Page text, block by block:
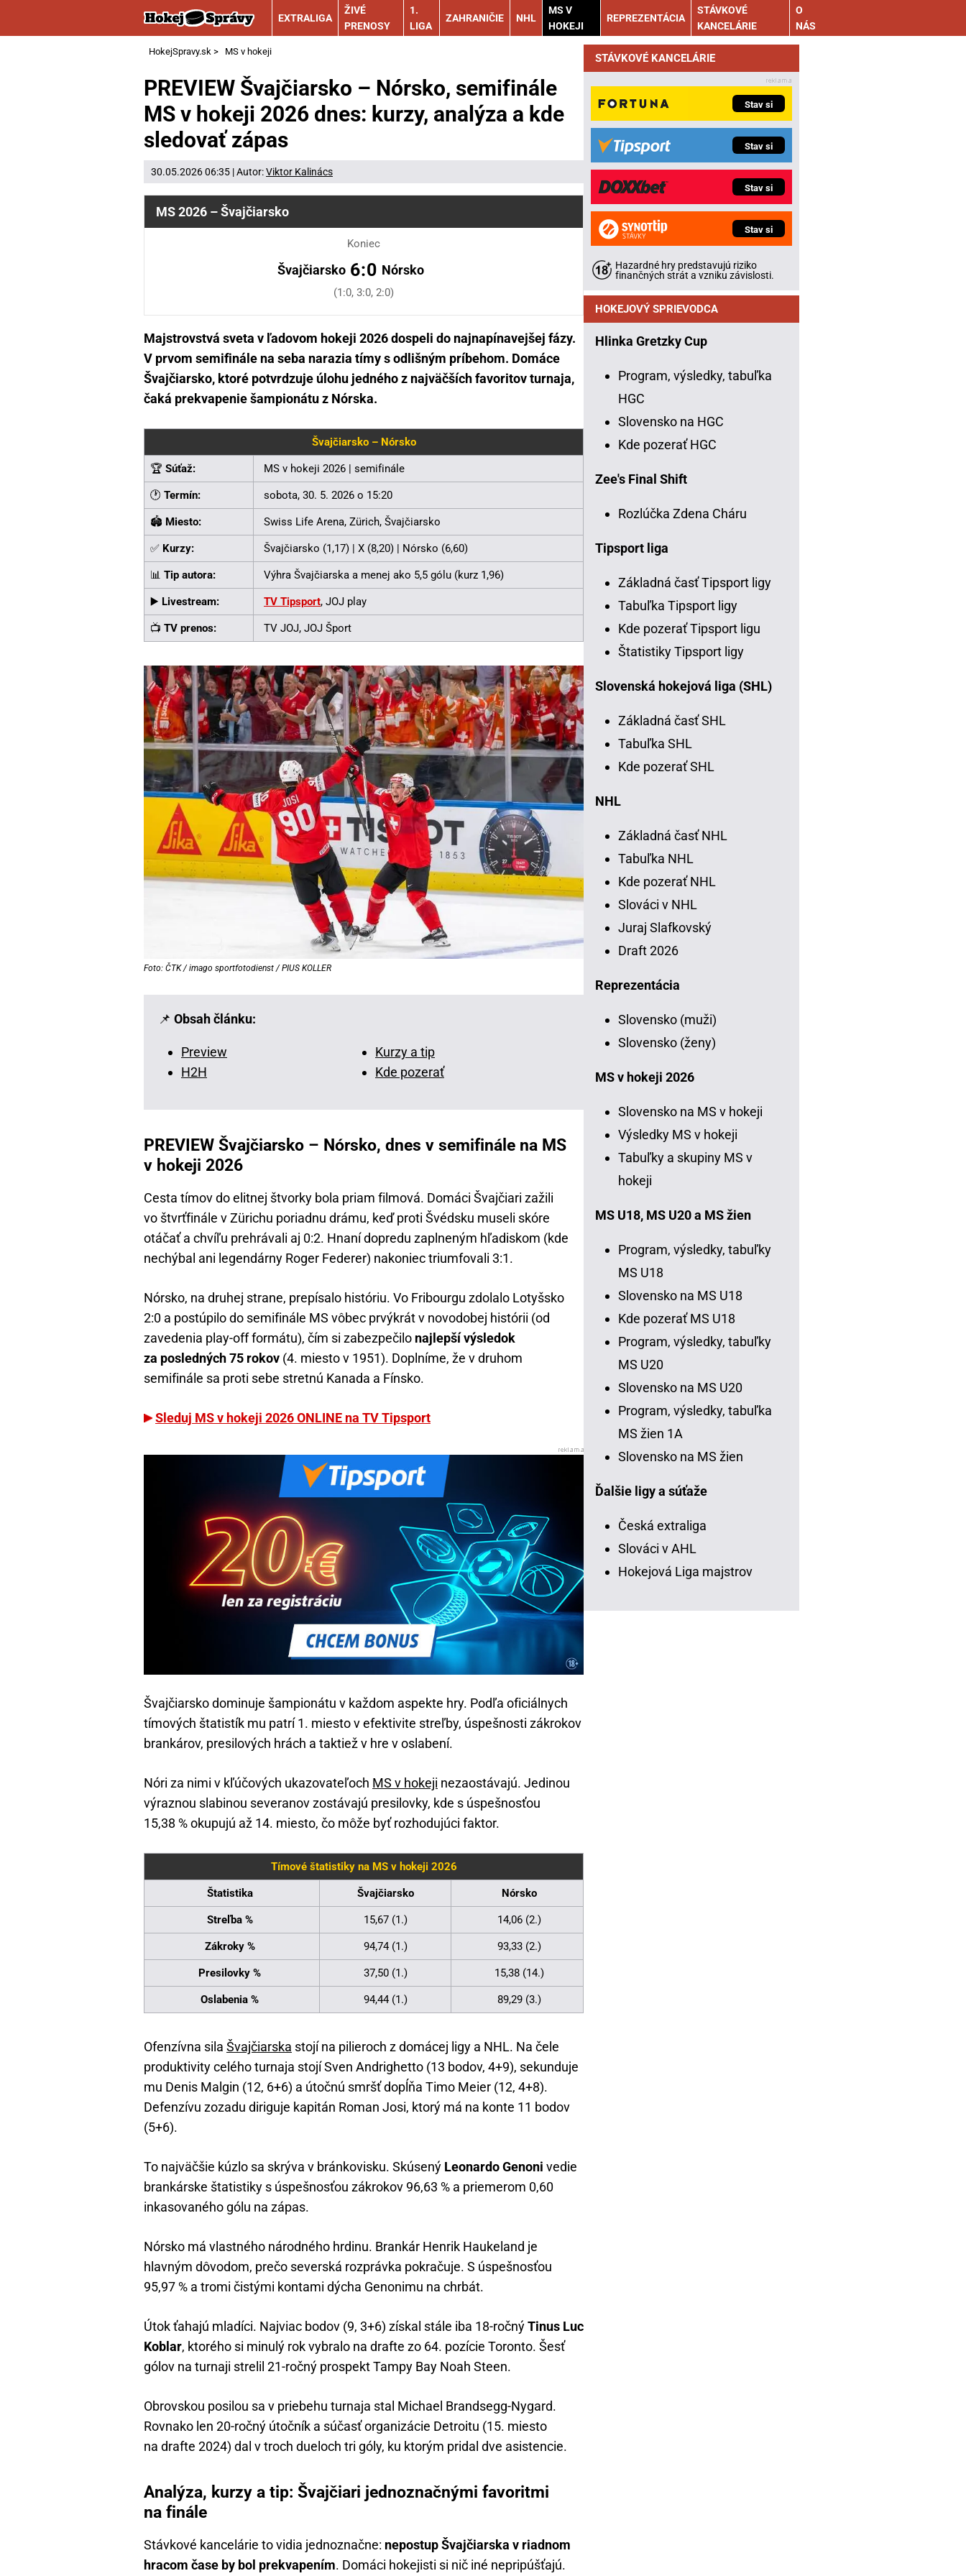
EXTRALIGA
ŽIVÉ
PRENOSY
1.
LIGA
ZAHRANIČIE NHL
MS V
HOKEJI
REPREZENTÁCIA
STÁVKOVÉ
KANCELÁRIE
O
NÁS
HokejSpravy.sk > MS v hokeji
PREVIEW Švajčiarsko – Nórsko, semifinále
MS v hokeji 2026 dnes: kurzy, analýza a kde
sledovať zápas
30.05.2026 06:35 | Autor:Viktor Kalinács
MS 2026 – Švajčiarsko
Koniec
Švajčiarsko 6:0 Nórsko
(1:0, 3:0, 2:0)
Majstrovstvá sveta v ľadovom hokeji 2026 dospeli do najnapínavejšej fázy.
V prvom semifinále na seba narazia tímy s odlišným príbehom. Domáce
Švajčiarsko, ktoré potvrdzuje úlohu jedného z najväčších favoritov turnaja,
čaká prekvapenie šampionátu z Nórska.
Švajčiarsko – Nórsko
🏆 Súťaž: MS v hokeji 2026 | semifinále
🕐 Termín: sobota, 30. 5. 2026 o 15:20
🏟 Miesto: Swiss Life Arena, Zürich, Švajčiarsko
✅ Kurzy: Švajčiarsko (1,17) | X (8,20) | Nórsko (6,60)
📊 Tip autora: Výhra Švajčiarska a menej ako 5,5 gólu (kurz 1,96)
▶️ Livestream: TV Tipsport, JOJ play
📺 TV prenos: TV JOJ, JOJ Šport
Foto: ČTK / imago sportfotodienst / PIUS KOLLER
📌 Obsah článku:
Preview
Kurzy a tip
H2H
Kde pozerať
PREVIEW Švajčiarsko – Nórsko, dnes v semifinále na MS
v hokeji 2026
Cesta tímov do elitnej štvorky bola priam filmová. Domáci Švajčiari zažili
vo štvrťfinále v Zürichu poriadnu drámu, keď proti Švédsku museli skóre
otáčať a chvíľu prehrávali aj 0:2. Hnaní dopredu zaplneným hľadiskom (kde
nechýbal ani legendárny Roger Federer) nakoniec triumfovali 3:1.
Nórsko, na druhej strane, prepísalo históriu. Vo Fribourgu zdolalo Lotyšsko
2:0 a postúpilo do semifinále MS vôbec prvýkrát v novodobej histórii (od
zavedenia play-off formátu), čím si zabezpečilo najlepší výsledok
za posledných 75 rokov (4. miesto v 1951). Doplníme, že v druhom
semifinále sa proti sebe stretnú Kanada a Fínsko.
Sleduj MS v hokeji 2026 ONLINE na TV Tipsport
Švajčiarsko dominuje šampionátu v každom aspekte hry. Podľa oficiálnych
tímových štatistík mu patrí 1. miesto v efektivite streľby, úspešnosti zákrokov
brankárov, presilových hrách a taktiež v hre v oslabení.
Nóri za nimi v kľúčových ukazovateľoch MS v hokeji nezaostávajú. Jedinou
výraznou slabinou severanov zostávajú presilovky, kde s úspešnosťou
15,38 % okupujú až 14. miesto, čo môže byť rozhodujúci faktor.
Tímové štatistiky na MS v hokeji 2026
Štatistika Švajčiarsko Nórsko
Streľba % 15,67 (1.) 14,06 (2.)
Zákroky % 94,74 (1.) 93,33 (2.)
Presilovky % 37,50 (1.) 15,38 (14.)
Oslabenia % 94,44 (1.) 89,29 (3.)
Ofenzívna sila Švajčiarska stojí na pilieroch z domácej ligy a NHL. Na čele
produktivity celého turnaja stojí Sven Andrighetto (13 bodov, 4+9), sekunduje
mu Denis Malgin (12, 6+6) a útočnú smršť dopĺňa Timo Meier (12, 4+8).
Defenzívu zozadu diriguje kapitán Roman Josi, ktorý má na konte 11 bodov
(5+6).
To najväčšie kúzlo sa skrýva v bránkovisku. Skúsený Leonardo Genoni vedie
brankárske štatistiky s úspešnosťou zákrokov 96,63 % a priemerom 0,60
inkasovaného gólu na zápas.
Nórsko má vlastného národného hrdinu. Brankár Henrik Haukeland je
hlavným dôvodom, prečo severská rozprávka pokračuje. S úspešnosťou
95,97 % a tromi čistými kontami dýcha Genonimu na chrbát.
Útok ťahajú mladíci. Najviac bodov (9, 3+6) získal stále iba 18-ročnýTinus Luc
Koblar, ktorého si minulý rok vybralo na drafte zo 64. pozície Toronto. Šesť
gólov na turnaji strelil 21-ročný prospekt Tampy Bay Noah Steen.
Obrovskou posilou sa v priebehu turnaja stal Michael Brandsegg-Nygard.
Rovnako len 20-ročný útočník a súčasť organizácie Detroitu (15. miesto
na drafte 2024) dal v troch dueloch tri góly, ku ktorým pridal dve asistencie.
Analýza, kurzy a tip: Švajčiari jednoznačnými favoritmi
na finále
Stávkové kancelárie to vidia jednoznačne: nepostup Švajčiarska v riadnom
hracom čase by bol prekvapením. Domáci hokejisti si nič iné nepripúšťajú.
STÁVKOVÉ KANCELÁRIE
Stav si
Stav si
Stav si
Stav si
Hazardné hry predstavujú riziko
finančných strát a vzniku závislosti.
HOKEJOVÝ SPRIEVODCA
Hlinka Gretzky Cup
Program, výsledky, tabuľka
HGC
Slovensko na HGC
Kde pozerať HGC
Zee's Final Shift
Rozlúčka Zdena Cháru
Tipsport liga
Základná časť Tipsport ligy
Tabuľka Tipsport ligy
Kde pozerať Tipsport ligu
Štatistiky Tipsport ligy
Slovenská hokejová liga (SHL)
Základná časť SHL
Tabuľka SHL
Kde pozerať SHL
NHL
Základná časť NHL
Tabuľka NHL
Kde pozerať NHL
Slováci v NHL
Juraj Slafkovský
Draft 2026
Reprezentácia
Slovensko (muži)
Slovensko (ženy)
MS v hokeji 2026
Slovensko na MS v hokeji
Výsledky MS v hokeji
Tabuľky a skupiny MS v
hokeji
MS U18, MS U20 a MS žien
Program, výsledky, tabuľky
MS U18
Slovensko na MS U18
Kde pozerať MS U18
Program, výsledky, tabuľky
MS U20
Slovensko na MS U20
Program, výsledky, tabuľka
MS žien 1A
Slovensko na MS žien
Ďalšie ligy a súťaže
Česká extraliga
Slováci v AHL
Hokejová Liga majstrov